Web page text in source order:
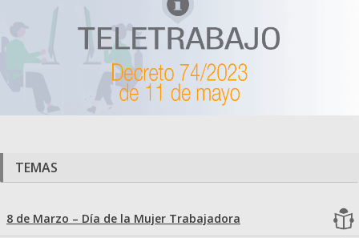
TEMAS
8 de Marzo – Día de la Mujer Trabajadora